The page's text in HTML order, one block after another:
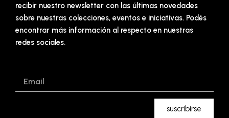
recibir nuestro newsletter con las últimas novedades
sobre nuestras colecciones, eventos e iniciativas. Podés
encontrar más información al respecto en nuestras
redes sociales.
suscribirse